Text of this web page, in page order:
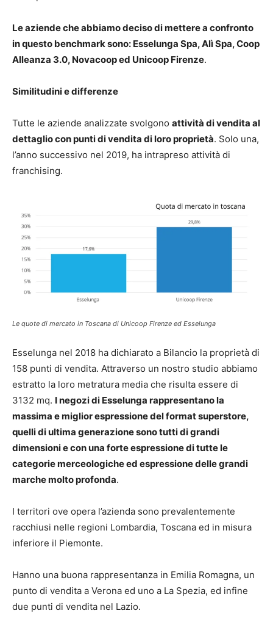
Le aziende che abbiamo deciso di mettere a confronto
in questo benchmark sono: Esselunga Spa, Alì Spa, Coop
Alleanza 3.0, Novacoop ed Unicoop Firenze.
Similitudini e differenze
Tutte le aziende analizzate svolgono attività di vendita al
dettaglio con punti di vendita di loro proprietà. Solo una,
l’anno successivo nel 2019, ha intrapreso attività di
franchising.
Le quote di mercato in Toscana di Unicoop Firenze ed Esselunga
Esselunga nel 2018 ha dichiarato a Bilancio la proprietà di
158 punti di vendita. Attraverso un nostro studio abbiamo
estratto la loro metratura media che risulta essere di
3132 mq. I negozi di Esselunga rappresentano la
massima e miglior espressione del format superstore,
quelli di ultima generazione sono tutti di grandi
dimensioni e con una forte espressione di tutte le
categorie merceologiche ed espressione delle grandi
marche molto profonda.
I territori ove opera l’azienda sono prevalentemente
racchiusi nelle regioni Lombardia, Toscana ed in misura
inferiore il Piemonte.
Hanno una buona rappresentanza in Emilia Romagna, un
punto di vendita a Verona ed uno a La Spezia, ed infine
due punti di vendita nel Lazio.